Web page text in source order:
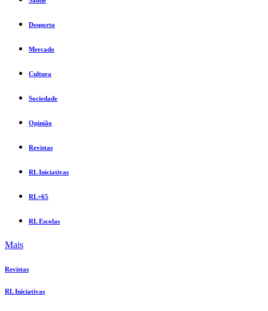
Desporto
Mercado
Cultura
Sociedade
Opinião
Revistas
RL Iniciativas
RL+65
RL Escolas
Mais
Revistas
RL Iniciativas